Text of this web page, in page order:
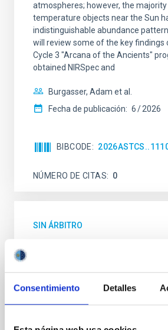
Consentimiento Detalles
atmospheres; however, the
temperature objects near the Sun
indistinguishable abundance
will review some of the key findings
Cycle 3 "Arcana of the Ancients"
obtained NIRSpec and
Burgasser, Adam et al.
Fecha de publicación: 6 2026
BIBCODE
NÚMERO DE CITAS 0
SIN ÁRBITRO
Rotational Light Curve and
Baseline of (15094)
of the Lucy Mutual Event